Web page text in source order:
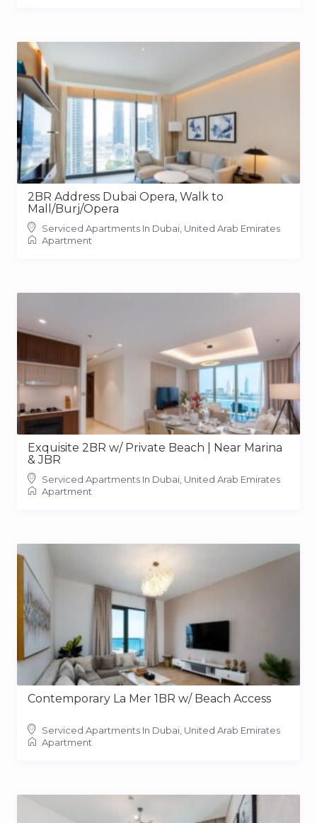
2BR Address Dubai Opera, Walk to
Mall/Burj/Opera
Serviced Apartments In Dubai, United Arab Emirates
Apartment
Exquisite 2BR w/ Private Beach | Near Marina
& JBR
Serviced Apartments In Dubai, United Arab Emirates
Apartment
Contemporary La Mer 1BR w/ Beach Access
Serviced Apartments In Dubai, United Arab Emirates
Apartment